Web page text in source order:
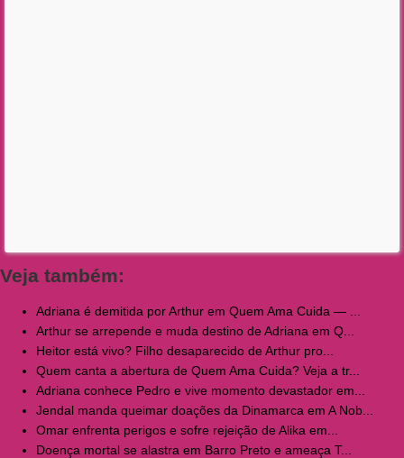
Veja também:
Adriana é demitida por Arthur em Quem Ama Cuida — ...
Arthur se arrepende e muda destino de Adriana em Q...
Heitor está vivo? Filho desaparecido de Arthur pro...
Quem canta a abertura de Quem Ama Cuida? Veja a tr...
Adriana conhece Pedro e vive momento devastador em...
Jendal manda queimar doações da Dinamarca em A Nob...
Omar enfrenta perigos e sofre rejeição de Alika em...
Doença mortal se alastra em Barro Preto e ameaça T...